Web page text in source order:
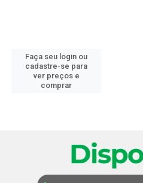
Faça seu login ou
cadastre-se para
ver preços e
comprar